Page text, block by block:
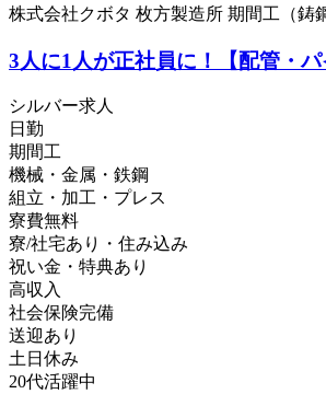
株式会社クボタ 枚方製造所 期間工（鋳
3人に1人が正社員に！【配管・
シルバー求人
日勤
期間工
機械・金属・鉄鋼
組立・加工・プレス
寮費無料
寮/社宅あり・住み込み
祝い金・特典あり
高収入
社会保険完備
送迎あり
土日休み
20代活躍中